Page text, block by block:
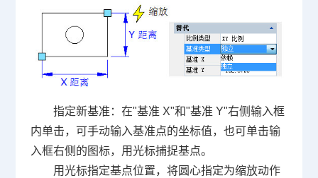
指定新基准：在"基准 X"和"基准 Y"右侧输入框
内单击，可手动输入基准点的坐标值，也可单击输
入框右侧的图标，用光标捕捉基点。
用光标指定基点位置，将圆心指定为缩放动作